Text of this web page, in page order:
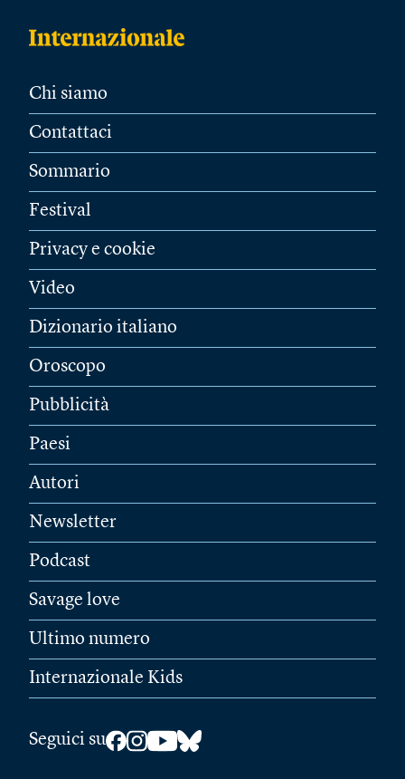
Chi siamo
Contattaci
Sommario
Festival
Privacy e cookie
Video
Dizionario italiano
Oroscopo
Pubblicità
Paesi
Autori
Newsletter
Podcast
Savage love
Ultimo numero
Internazionale Kids
Seguici su